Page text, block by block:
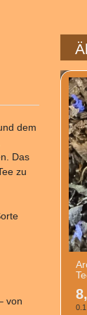
dem
Das
zu
von
0.1